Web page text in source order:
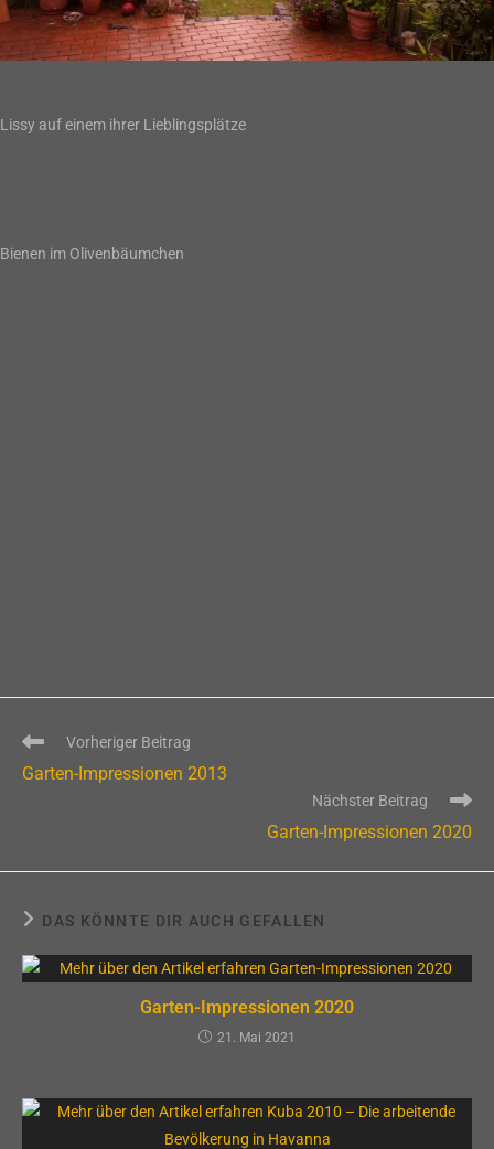
Lissy auf einem ihrer Lieblingsplätze
Bienen im Olivenbäumchen
Weitere
ansehen
Vorheriger Beitrag
Garten-Impressionen 2013
Nächster Beitrag
Garten-Impressionen 2020
DAS KÖNNTE DIR AUCH GEFALLEN
Garten-Impressionen 2020
21. Mai 2021